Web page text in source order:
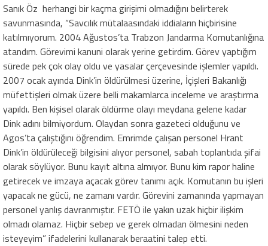
Sanık Öz herhangi bir kaçma girişimi olmadığını belirterek
savunmasında, “Savcılık mütalaasındaki iddiaların hiçbirisine
katılmıyorum. 2004 Ağustos’ta Trabzon Jandarma Komutanlığına
atandım. Görevimi kanuni olarak yerine getirdim. Görev yaptığım
sürede pek çok olay oldu ve yasalar çerçevesinde işlemler yapıldı.
2007 ocak ayında Dink’in öldürülmesi üzerine, İçişleri Bakanlığı
müfettişleri olmak üzere belli makamlarca inceleme ve araştırma
yapıldı. Ben kişisel olarak öldürme olayı meydana gelene kadar
Dink adını bilmiyordum. Olaydan sonra gazeteci olduğunu ve
Agos’ta çalıştığını öğrendim. Emrimde çalışan personel Hrant
Dink’in öldürüleceği bilgisini alıyor personel, sabah toplantıda şifai
olarak söylüyor. Bunu kayıt altına almıyor. Bunu kim rapor haline
getirecek ve imzaya açacak görev tanımı açık. Komutanın bu işleri
yapacak ne gücü, ne zamanı vardır. Görevini zamanında yapmayan
personel yanlış davranmıştır. FETÖ ile yakın uzak hiçbir ilişkim
olmadı olamaz. Hiçbir sebep ve gerek olmadan ölmesini neden
isteyeyim” ifadelerini kullanarak beraatini talep etti.